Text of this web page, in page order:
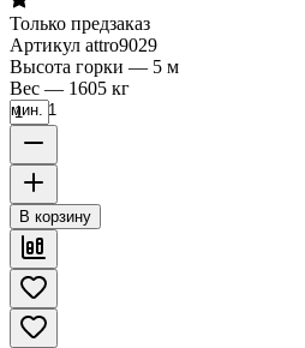
Только предзаказ
Артикул attro9029
Высота горки — 5 м
Вес — 1605 кг
мин. 1
В корзину